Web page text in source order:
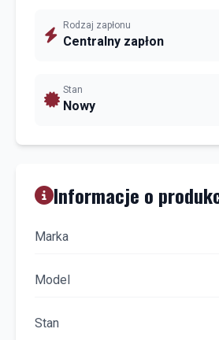
Rodzaj zapłonu
Centralny zapłon
Stan
Nowy
Informacje o
Marka
Model
Stan